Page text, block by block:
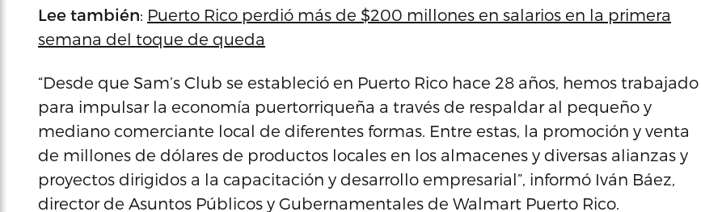
Lee también: Puerto Rico perdió más de $200 millones en salarios en la primera
semana del toque de queda
“Desde que Sam’s Club se estableció en Puerto Rico hace 28 años, hemos trabajado
para impulsar la economía puertorriqueña a través de respaldar al pequeño y
mediano comerciante local de diferentes formas. Entre estas, la promoción y venta
de millones de dólares de productos locales en los almacenes y diversas alianzas y
proyectos dirigidos a la capacitación y desarrollo empresarial”, informó Iván Báez,
director de Asuntos Públicos y Gubernamentales de Walmart Puerto Rico.